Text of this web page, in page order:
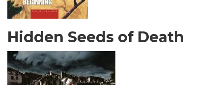
Hidden Seeds of Death